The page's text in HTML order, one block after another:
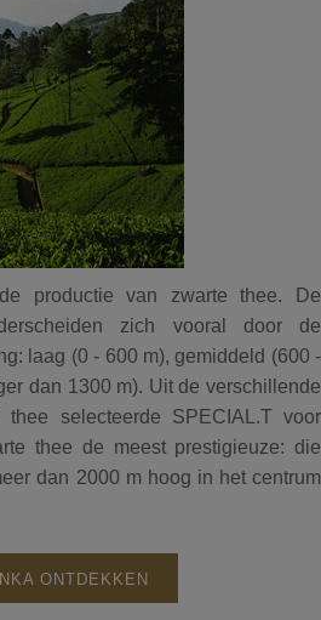
productie van zwarte thee. De
zich vooral door de
laag (0 - 600 m), gemiddeld (600 -
dan 1300 m). Uit de verschillende
thee selecteerde SPECIAL.T voor
thee de meest prestigieuze: die
dan 2000 m hoog in het centrum
ONTDEKKEN